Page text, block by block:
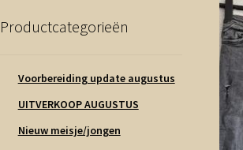
Productcategorieën
Voorbereiding update augustus
UITVERKOOP AUGUSTUS
Nieuw meisje/jongen